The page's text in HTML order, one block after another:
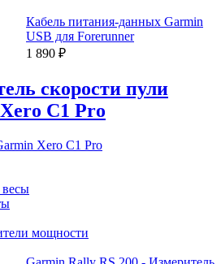
Кабель питания-данных Garmin
USB для Forerunner
1 890 ₽
скорости пули
C1 Pro
Xero C1 Pro
мощности